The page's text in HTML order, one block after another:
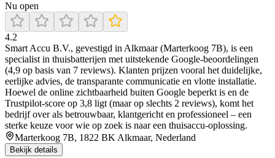
Nu open
4.2
Smart Accu B.V., gevestigd in Alkmaar (Marterkoog 7B), is een
specialist in thuisbatterijen met uitstekende Google-beoordelingen
(4,9 op basis van 7 reviews). Klanten prijzen vooral het duidelijke,
eerlijke advies, de transparante communicatie en vlotte installatie.
Hoewel de online zichtbaarheid buiten Google beperkt is en de
Trustpilot-score op 3,8 ligt (maar op slechts 2 reviews), komt het
bedrijf over als betrouwbaar, klantgericht en professioneel – een
sterke keuze voor wie op zoek is naar een thuisaccu-oplossing.
Marterkoog 7B, 1822 BK Alkmaar, Nederland
Bekijk details